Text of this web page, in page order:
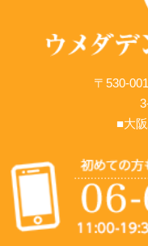
〒530-
■大